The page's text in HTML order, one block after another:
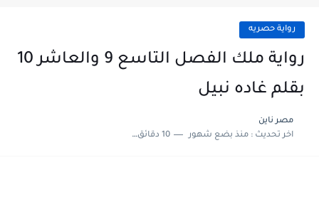
رواية حصريه
رواية ملك الفصل التاسع 9 والعاشر 10
بقلم غاده نبيل
مصر ناين
اخر تحديث :منذ بضع شهور 10 دقائق للقراءة